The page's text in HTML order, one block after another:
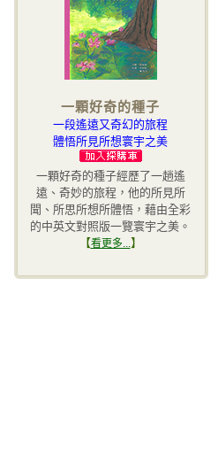
一顆好奇的種子
一段遙遠又奇幻的旅程
體悟所見所想寰宇之美
一顆好奇的種子經歷了一趟遙
遠、奇妙的旅程，他的所見所
聞、所思所想所體悟，藉由全彩
的中英文對照版一覽寰宇之美。
【看更多...】